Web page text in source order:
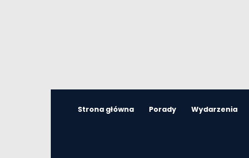
Strona główna Porady Wydarzenia